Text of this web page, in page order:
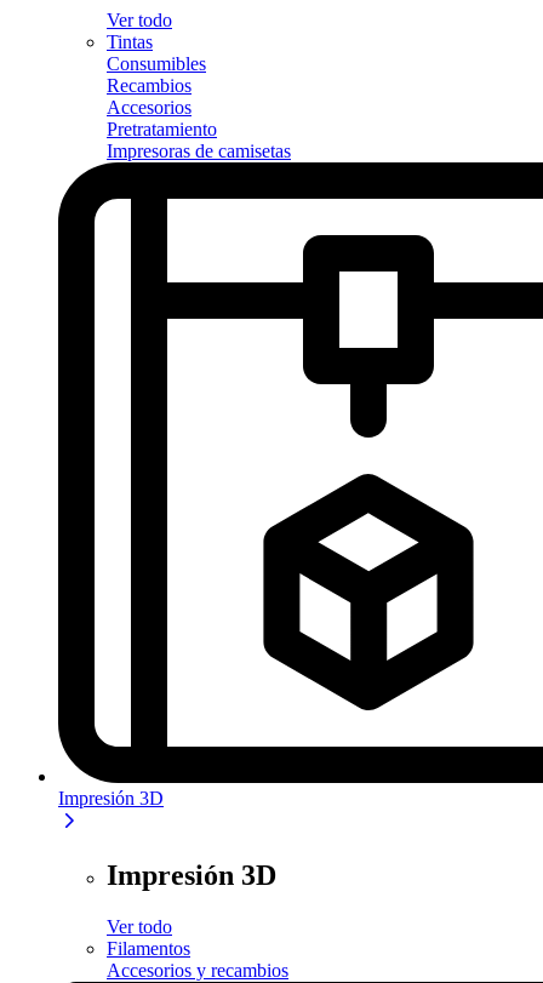
Ver todo
Tintas
Consumibles
Recambios
Accesorios
Pretratamiento
Impresoras de camisetas
Impresión 3D
Impresión 3D
Ver todo
Filamentos
Accesorios y recambios